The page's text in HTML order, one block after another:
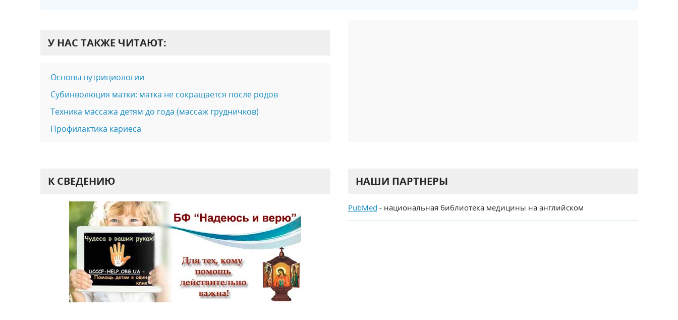
У НАС ТАКЖЕ ЧИТАЮТ:
Основы нутрициологии
Субинволюция матки: матка не сокращается после родов
Техника массажа детям до года (массаж грудничков)
Профилактика кариеса
К СВЕДЕНИЮ НАШИ ПАРТНЕРЫ
PubMed - национальная библиотека медицины на английском